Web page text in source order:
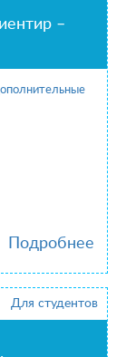
–
Подробнее
Для студентов